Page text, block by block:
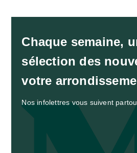
Chaque semaine,
sélection des
votre
Nos infolettres vous suivent